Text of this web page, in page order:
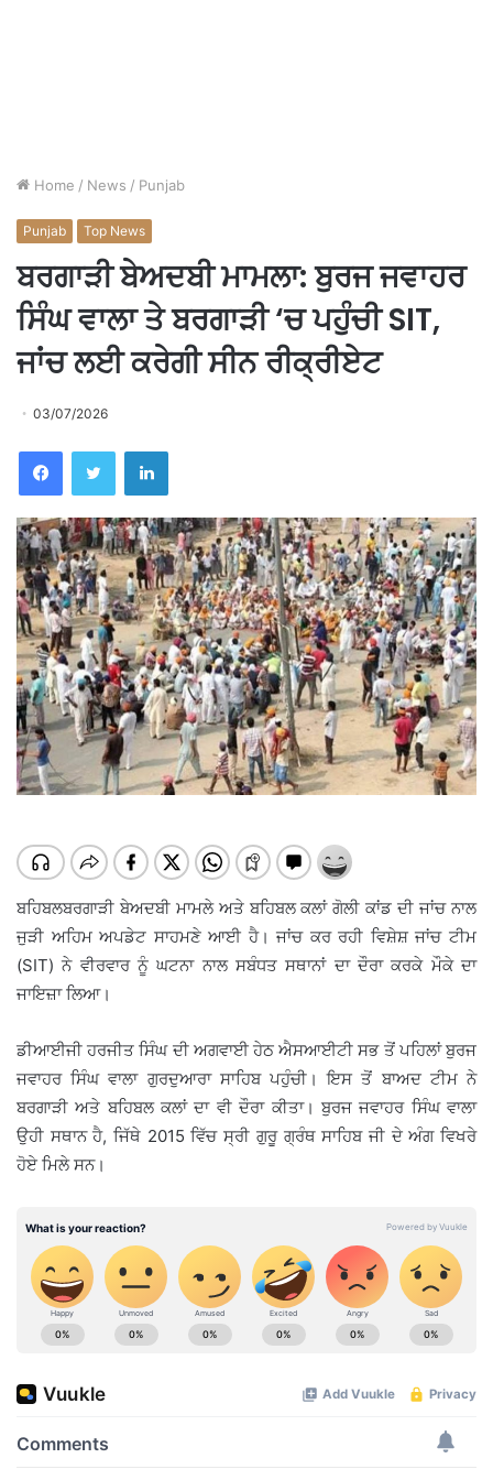
Home / News / Punjab
Punjab Top News
ਬਰਗਾੜੀ ਬੇਅਦਬੀ ਮਾਮਲਾ: ਬੁਰਜ ਜਵਾਹਰ
ਸਿੰਘ ਵਾਲਾ ਤੇ ਬਰਗਾੜੀ ‘ਚ ਪਹੁੰਚੀ SIT,
ਜਾਂਚ ਲਈ ਕਰੇਗੀ ਸੀਨ ਰੀਕ੍ਰੀਏਟ
03/07/2026
ਬਹਿਬਲਬਰਗਾੜੀ ਬੇਅਦਬੀ ਮਾਮਲੇ ਅਤੇ ਬਹਿਬਲ ਕਲਾਂ ਗੋਲੀ ਕਾਂਡ ਦੀ ਜਾਂਚ ਨਾਲ
ਜੁੜੀ ਅਹਿਮ ਅਪਡੇਟ ਸਾਹਮਣੇ ਆਈ ਹੈ। ਜਾਂਚ ਕਰ ਰਹੀ ਵਿਸ਼ੇਸ਼ ਜਾਂਚ ਟੀਮ
(SIT) ਨੇ ਵੀਰਵਾਰ ਨੂੰ ਘਟਨਾ ਨਾਲ ਸਬੰਧਤ ਸਥਾਨਾਂ ਦਾ ਦੌਰਾ ਕਰਕੇ ਮੌਕੇ ਦਾ
ਜਾਇਜ਼ਾ ਲਿਆ।
ਡੀਆਈਜੀ ਹਰਜੀਤ ਸਿੰਘ ਦੀ ਅਗਵਾਈ ਹੇਠ ਐਸਆਈਟੀ ਸਭ ਤੋਂ ਪਹਿਲਾਂ ਬੁਰਜ
ਜਵਾਹਰ ਸਿੰਘ ਵਾਲਾ ਗੁਰਦੁਆਰਾ ਸਾਹਿਬ ਪਹੁੰਚੀ। ਇਸ ਤੋਂ ਬਾਅਦ ਟੀਮ ਨੇ
ਬਰਗਾੜੀ ਅਤੇ ਬਹਿਬਲ ਕਲਾਂ ਦਾ ਵੀ ਦੌਰਾ ਕੀਤਾ। ਬੁਰਜ ਜਵਾਹਰ ਸਿੰਘ ਵਾਲਾ
ਉਹੀ ਸਥਾਨ ਹੈ, ਜਿੱਥੇ 2015 ਵਿੱਚ ਸ੍ਰੀ ਗੁਰੂ ਗ੍ਰੰਥ ਸਾਹਿਬ ਜੀ ਦੇ ਅੰਗ ਵਿਖਰੇ
ਹੋਏ ਮਿਲੇ ਸਨ।